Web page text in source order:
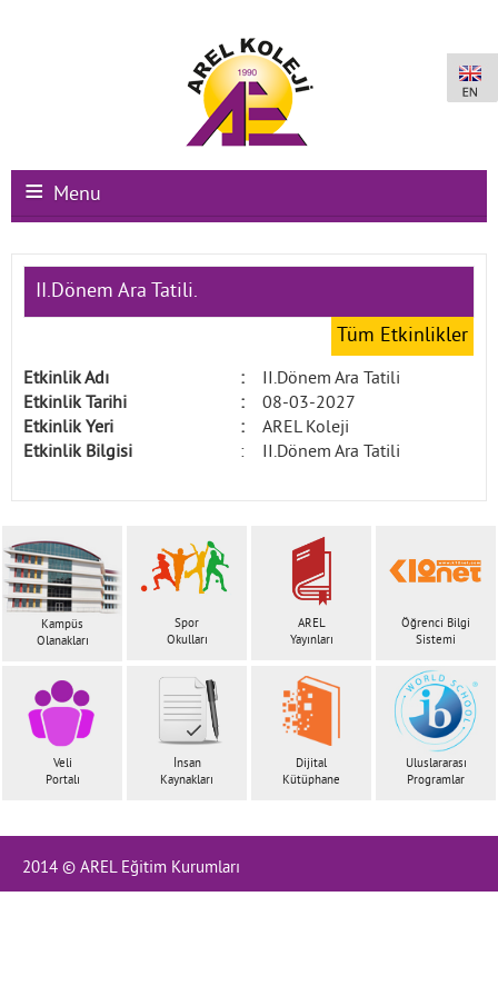
Menu
Kurumsal
Uluslararası Programlar
Kampüs Olanakları
İletişim
II.Dönem Ara Tatili.
Tüm Etkinlikler
Etkinlik Adı :
II.Dönem Ara Tatili
Etkinlik Tarihi
:
08-03-2027
Etkinlik Yeri
:
AREL Koleji
Etkinlik Bilgisi
: II.Dönem Ara Tatili
Kampüs
Olanakları
Spor
Okulları
AREL
Yayınları
Öğrenci Bilgi
Sistemi
Veli
Portalı
İnsan
Kaynakları
Dijital
Kütüphane
Uluslararası
Programlar
2014 © AREL Eğitim Kurumları